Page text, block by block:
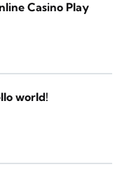
Casino Play
world!